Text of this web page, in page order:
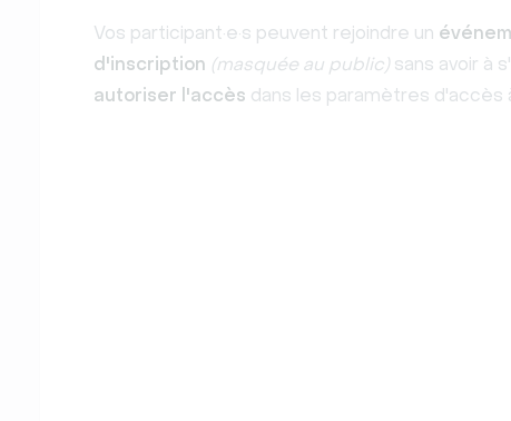
Vos participant·e·s peuvent rejoindre un
d'inscription (masquée au public) sans avoir à
autoriser l'accès dans les paramètres d'accès